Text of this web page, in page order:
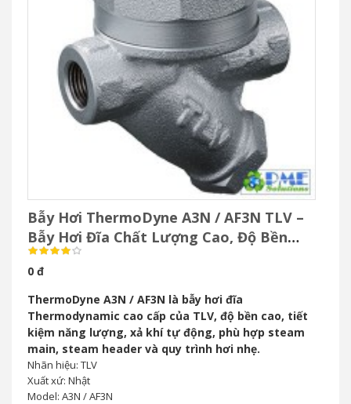
Bẫy Hơi ThermoDyne A3N / AF3N TLV –
Bẫy Hơi Đĩa Chất Lượng Cao, Độ Bền
Vượt Trội
0 đ
ThermoDyne A3N / AF3N là bẫy hơi đĩa
Thermodynamic cao cấp của TLV, độ bền cao, tiết
kiệm năng lượng, xả khí tự động, phù hợp steam
main, steam header và quy trình hơi nhẹ.
Nhãn hiệu: TLV
Xuất xứ: Nhật
Model: A3N / AF3N